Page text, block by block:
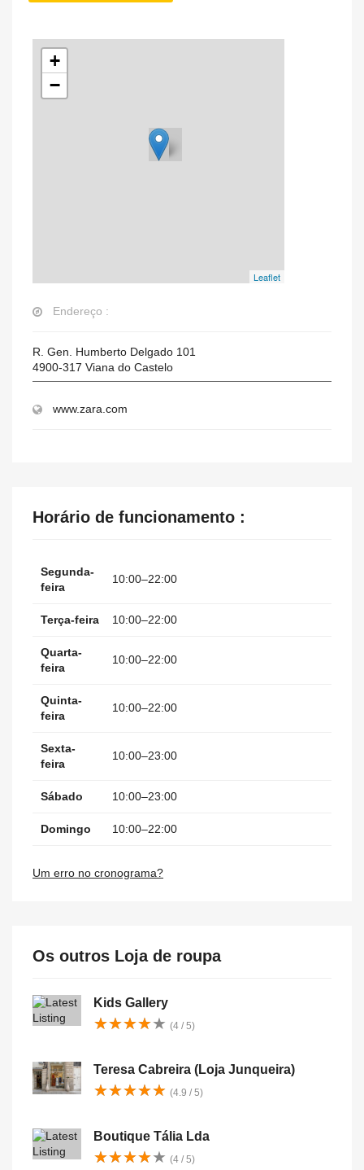
+
−
Leaflet
Endereço :
R. Gen. Humberto Delgado 101
4900-317 Viana do Castelo
www.zara.com
Horário de funcionamento :
Segunda-
feira
10:00–22:00
Terça-feira 10:00–22:00
Quarta-
feira
10:00–22:00
Quinta-
feira
10:00–22:00
Sexta-
feira
10:00–23:00
Sábado 10:00–23:00
Domingo 10:00–22:00
Um erro no cronograma?
Os outros Loja de roupa
Kids Gallery
★★★★★
★★★★★ (4 / 5)
Teresa Cabreira (Loja Junqueira)
★★★★★
★★★★★ (4.9 / 5)
Boutique Tália Lda
★★★★★
★★★★★ (4 / 5)